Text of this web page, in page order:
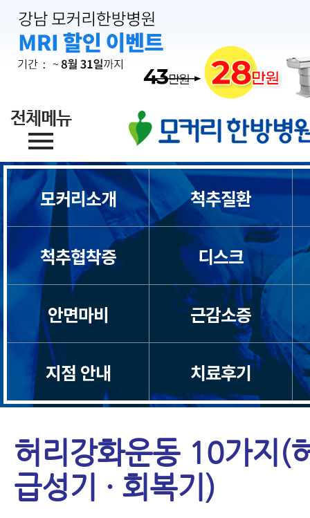
모커리소개 척추질환
척추협착증 디스크
안면마비 근감소증
지점 안내 치료후기
허리강화운동 10가지(
급성기 · 회복기)
목디스크
목통증
척수증
경추관협착증